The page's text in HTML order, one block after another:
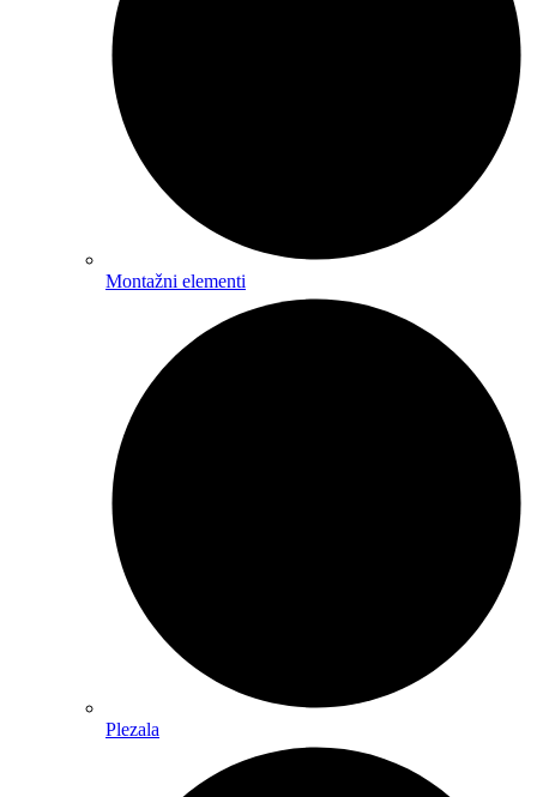
Montažni elementi
Plezala